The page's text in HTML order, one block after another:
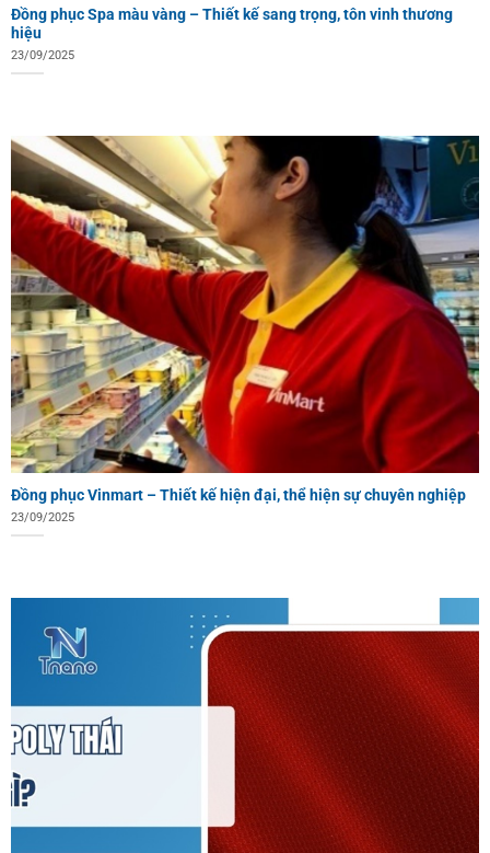
Đồng phục Spa màu vàng – Thiết kế sang trọng, tôn vinh thương
hiệu
23/09/2025
Đồng phục Vinmart – Thiết kế hiện đại, thể hiện sự chuyên nghiệp
23/09/2025